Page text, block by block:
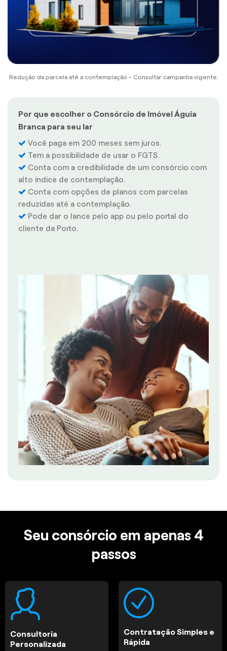
Redução da parcela até a contemplação - Consultar campanha vigente.
Por que escolher o Consórcio de Imóvel Águia
Branca para seu lar
Você paga em 200 meses sem juros.
Tem a possibilidade de usar o FGTS.
Conta com a credibilidade de um consórcio com
alto índice de contemplação.
Conta com opções de planos com parcelas
reduzidas até a contemplação.
Pode dar o lance pelo app ou pelo portal do
cliente da Porto.
Seu consórcio em apenas 4
passos
Consultoria
Personalizada
Contratação Simples e
Rápida